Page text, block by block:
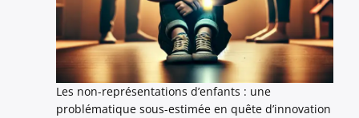
Les non-représentations d’enfants : une
problématique sous-estimée en quête d’innovation